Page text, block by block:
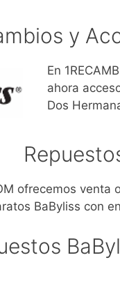
y
En
ahora
Dos
ofrecemos
BaByliss con